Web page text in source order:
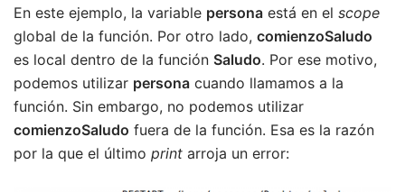
En este ejemplo, la variable persona está en el scope
global de la función. Por otro lado, comienzoSaludo
es local dentro de la función Saludo. Por ese motivo,
podemos utilizar persona cuando llamamos a la
función. Sin embargo, no podemos utilizar
comienzoSaludo fuera de la función. Esa es la razón
por la que el último print arroja un error: